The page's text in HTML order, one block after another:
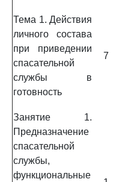
Тема 1. Действия
личного состава
при приведении
спасательной
службы в
готовность
7
Занятие 1.
Предназначение
спасательной
службы,
функциональные